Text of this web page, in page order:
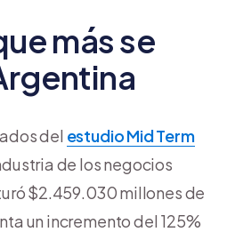
más se
del estudio Mid Term
de los negocios
$2.459.030 millones de
un incremento del 125%